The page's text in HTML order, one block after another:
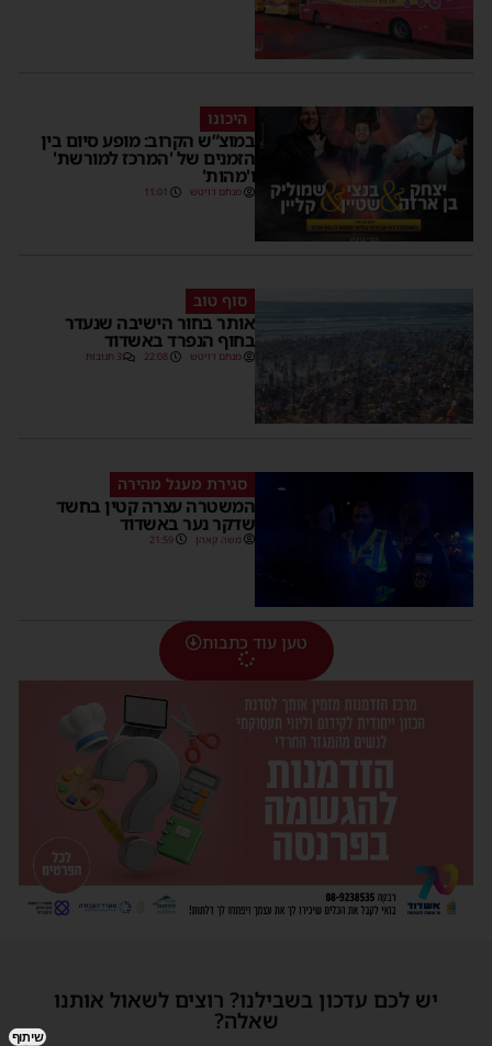
היכונו
במוצ”ש הקרוב: מופע סיום בין
הזמנים של 'המרכז למורשת'
ו'מהות'
מנחם דויטש 11:01
סוף טוב
אותר בחור הישיבה שנעדר
בחוף הנפרד באשדוד
מנחם דויטש 22:08 3 תגובות
סגירת מעגל מהירה
המשטרה עצרה קטין בחשד
שדקר נער באשדוד
משה קאהן 21:59
טען עוד כתבות
יש לכם עדכון בשבילנו? רוצים לשאול אותנו
שאלה?
שיתוף